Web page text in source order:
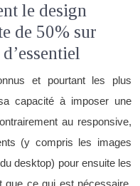
le design
de 50% sur
et pourtant les plus
capacité à imposer une
au responsive,
(y compris les images
desktop) pour ensuite les
que ce qui est nécessaire.